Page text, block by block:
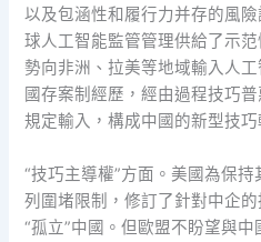
以及包涵性和履行力并存的風
球人工智能監管管理供給了示
勢向非洲、拉美等地域輸入人
國存案制經歷，經由過程技巧
規定輸入，構成中國的新型技巧
“技巧主導權”方面。美國為保
列圍堵限制，修訂了針對中企
“孤立”中國。但歐盟不盼望與